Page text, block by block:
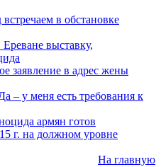
в обстановке
выставку,
заявление в адрес жены
у меня есть требования к
армян готов
г. на должном уровне
На главную